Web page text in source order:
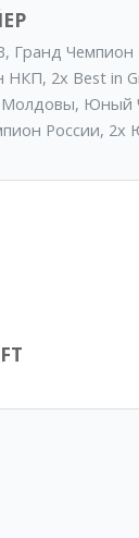
, Гранд Чемпион
НКП, 2x Best in
, Юный
России, 2x